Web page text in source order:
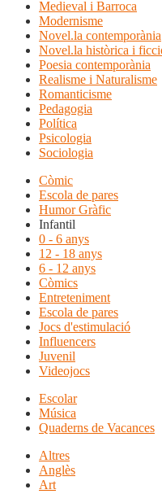
Medieval i Barroca
Modernisme
Novel.la contemporània
Novel.la històrica i
Poesia contemporània
Realisme i Naturalisme
Romanticisme
Pedagogia
Política
Psicologia
Sociologia
Còmic
Escola de pares
Humor Gràfic
Infantil
0 - 6 anys
12 - 18 anys
6 - 12 anys
Còmics
Entreteniment
Escola de pares
Jocs d'estimulació
Influencers
Juvenil
Videojocs
Escolar
Música
Quaderns de Vacances
Altres
Anglès
Art